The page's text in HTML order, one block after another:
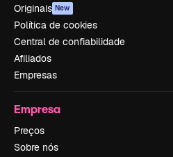
Originais New
Política de cookies
Central de confiabilidade
Afiliados
Empresas
Empresa
Preços
Sobre nós